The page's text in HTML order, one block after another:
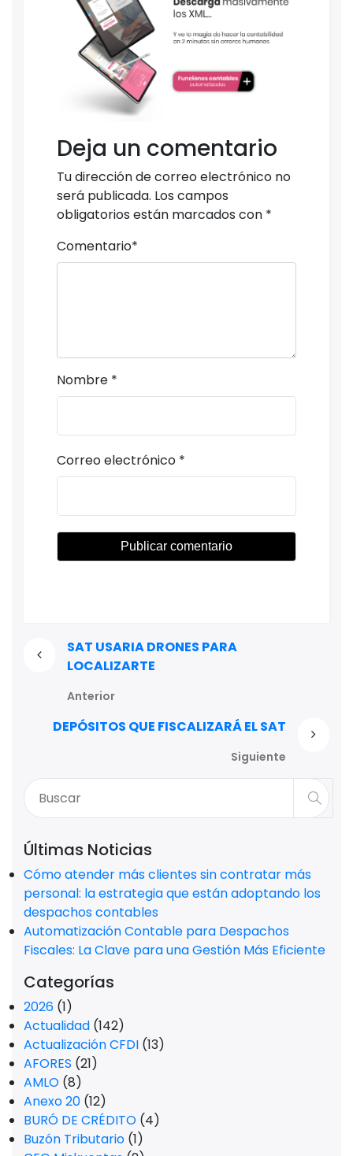
Deja un comentario
Tu dirección de correo electrónico no
será publicada. Los campos
obligatorios están marcados con *
Comentario*
Nombre *
Correo electrónico *
SAT USARIA DRONES PARA
LOCALIZARTE
Anterior
DEPÓSITOS QUE FISCALIZARÁ EL SAT
Siguiente
Últimas Noticias
Cómo atender más clientes sin contratar más
personal: la estrategia que están adoptando los
despachos contables
Automatización Contable para Despachos
Fiscales: La Clave para una Gestión Más Eficiente
Categorías
2026 (1)
Actualidad (142)
Actualización CFDI (13)
AFORES (21)
AMLO (8)
Anexo 20 (12)
BURÓ DE CRÉDITO (4)
Buzón Tributario (1)